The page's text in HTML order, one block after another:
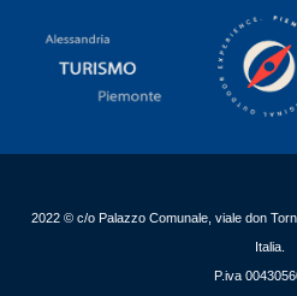
2022 © c/o Palazzo Comunale, viale don
Italia.
P.iva